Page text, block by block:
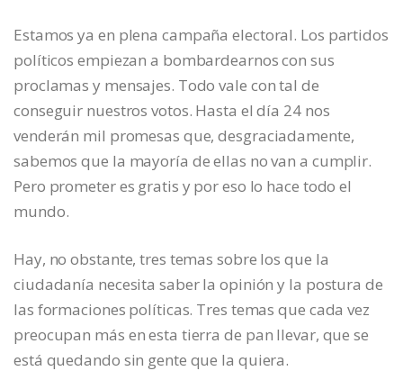
Estamos ya en plena campaña electoral. Los partidos
políticos empiezan a bombardearnos con sus
proclamas y mensajes. Todo vale con tal de
conseguir nuestros votos. Hasta el día 24 nos
venderán mil promesas que, desgraciadamente,
sabemos que la mayoría de ellas no van a cumplir.
Pero prometer es gratis y por eso lo hace todo el
mundo.
Hay, no obstante, tres temas sobre los que la
ciudadanía necesita saber la opinión y la postura de
las formaciones políticas. Tres temas que cada vez
preocupan más en esta tierra de pan llevar, que se
está quedando sin gente que la quiera.